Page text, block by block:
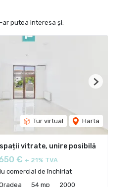
ar putea interesa și:
Tur virtual Harta
Next
spații vitrate, unire posibilă
€ + 21% TVA
comercial de închiriat
54 mp 2000